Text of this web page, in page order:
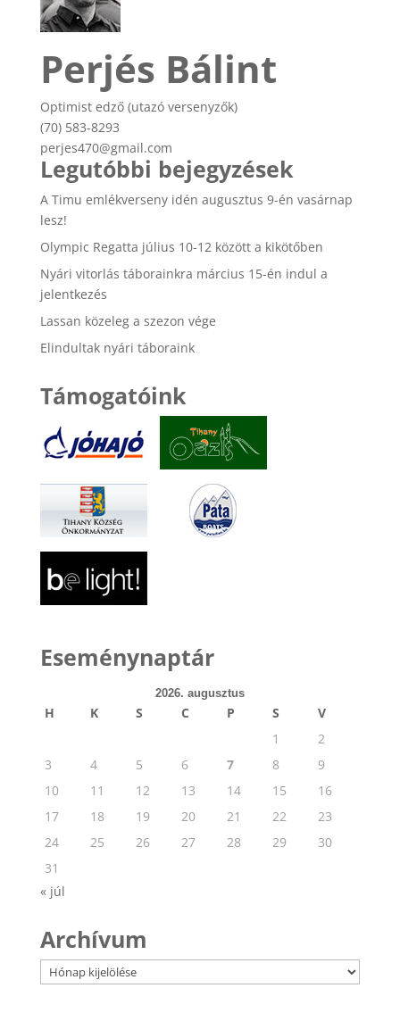
Perjés Bálint
Optimist edző (utazó versenyzők)
(70) 583-8293
perjes470@gmail.com
Legutóbbi bejegyzések
A Timu emlékverseny idén augusztus 9-én vasárnap
lesz!
Olympic Regatta július 10-12 között a kikötőben
Nyári vitorlás táborainkra március 15-én indul a
jelentkezés
Lassan közeleg a szezon vége
Elindultak nyári táboraink
Támogatóink
Eseménynaptár
2026. augusztus
H K S C P S
V
1
2
3
4 5 6 7 8
9
10
11 12 13 14 15
16
17
18 19 20 21 22
23
24
25 26 27 28 29
30
31
« júl
Archívum
Archívum